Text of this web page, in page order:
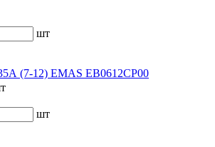
шт
(7-12) EMAS EB0612CP00
шт